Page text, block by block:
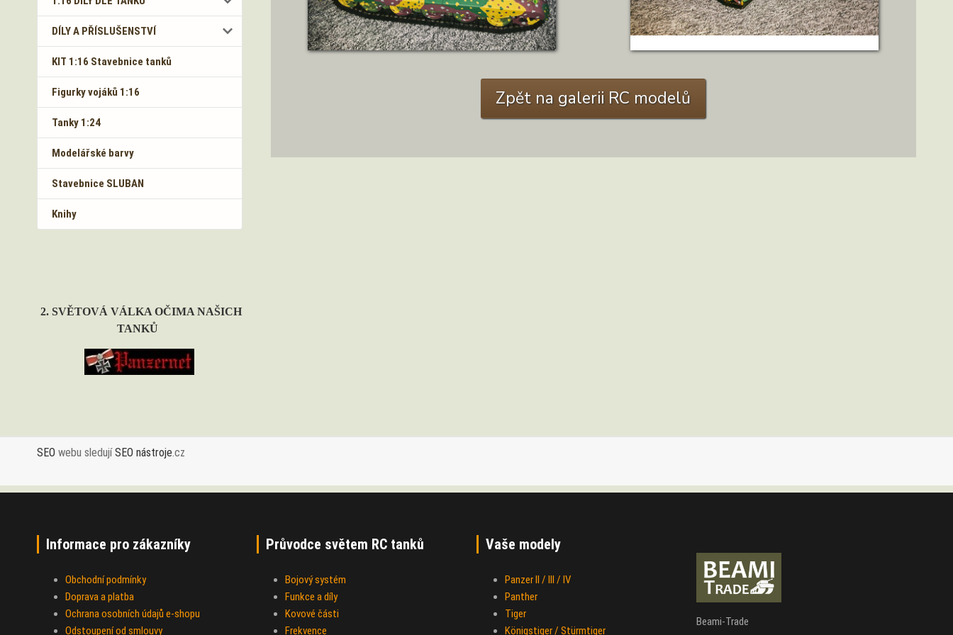
DÍLY A PŘÍSLUŠENSTVÍ
KIT 1:16 Stavebnice tanků
Figurky vojáků 1:16
Tanky 1:24
Modelářské barvy
Stavebnice SLUBAN
Knihy
2. SVĚTOVÁ VÁLKA OČIMA NAŠICH
TANKŮ
Zpět na galerii RC modelů
SEO webu sledujíSEO nástroje.cz
Informace pro zákazníky
Obchodní podmínky
Doprava a platba
Ochrana osobních údajů e-shopu
Odstoupení od smlouvy
Průvodce světem RC tanků
Bojový systém
Funkce a díly
Kovové části
Frekvence
Vaše modely
Panzer II / III / IV
Panther
Tiger
Königstiger / Stürmtiger
Beami-Trade